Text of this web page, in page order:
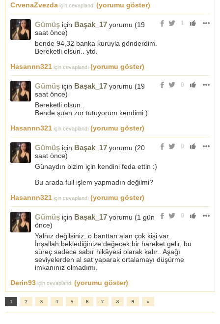
CrvenaZvezda için cevaplandı (yorumu göster)
1
Gümüş için Başak_17 yorumu (19
saat önce)
bende 94,32 banka kuruyla gönderdim.
Bereketli olsun.. ytd.
Hasannn321 için cevaplandı (yorumu göster)
0
Gümüş için Başak_17 yorumu (19
saat önce)
Bereketli olsun..
Bende şuan zor tutuyorum kendimi:)
Hasannn321 için cevaplandı (yorumu göster)
0
Gümüş için Başak_17 yorumu (20
saat önce)
Günaydın bizim için kendini feda ettin :)
Bu arada full işlem yapmadın değilmi?
Hasannn321 için cevaplandı (yorumu göster)
0
Gümüş için Başak_17 yorumu (1 gün
önce)
Yalnız değilsiniz, o banttan alan çok kişi var.
İnşallah beklediğinize değecek bir hareket gelir, bu
süreç sadece sabır hikâyesi olarak kalır.. Aşağı
seviyelerden al sat yaparak ortalamayı düşürme
imkanınız olmadımı.
Derin93 için cevaplandı (yorumu göster)
1 2 3 4 5 6 7 8 9 »